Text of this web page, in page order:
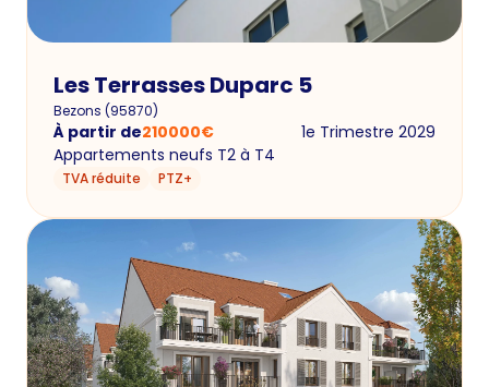
Les Terrasses Duparc 5
Bezons (95870)
À partir de210000€
1e Trimestre 2029
Appartements neufs T2 à T4
TVA réduite PTZ+